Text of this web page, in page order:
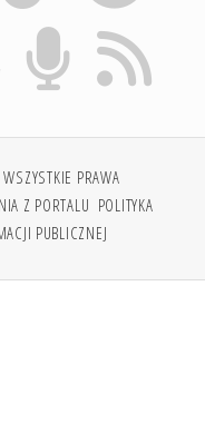
PRAWA
Z PORTALU POLITYKA
PUBLICZNEJ